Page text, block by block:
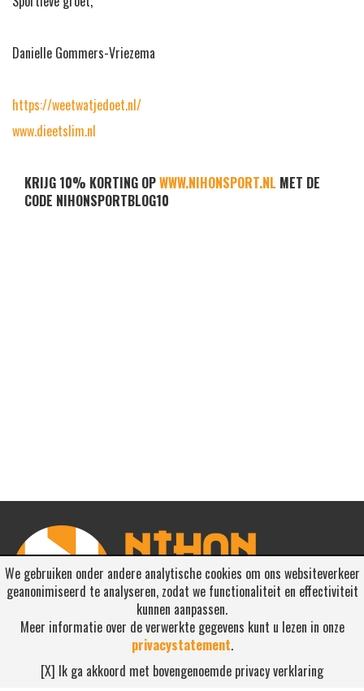
Danielle Gommers-Vriezema
https://weetwatjedoet.nl/
www.dieetslim.nl
KRIJG 10% KORTING OPWWW.NIHONSPORT.NL MET DE
CODE NIHONSPORTBLOG10
We gebruiken onder andere analytische cookies om ons websiteverkeer
geanonimiseerd te analyseren, zodat we functionaliteit en effectiviteit
kunnen aanpassen.
Meer informatie over de verwerkte gegevens kunt u lezen in onze
privacystatement.
[X] Ik ga akkoord met bovengenoemde privacy verklaring